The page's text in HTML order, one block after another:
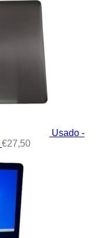
Usado -
€27,50